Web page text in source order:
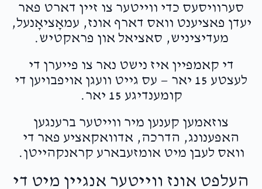
סערוויסעס כדי ווייטער צו זיין דארט פאר
יעדן פאציענט וואס דארף אונז, עמאָציאָנעל,
מעדיציניש, סאציאל און פראקטיש.
די קאמפיין איז נישט נאר צו פייערן די
לעצטע 15 יאר — עס גייט וועגן אויפבויען די
קומענדיגע 15 יאר.
צוזאמען קענען מיר ווייטער ברענגען
האפענונג, הדרכה, אדוואקאציע פאר די
וואס לעבן מיט אומזעבארע קראנקהייטן.
העלפט אונז ווייטער אנגיין מיט די